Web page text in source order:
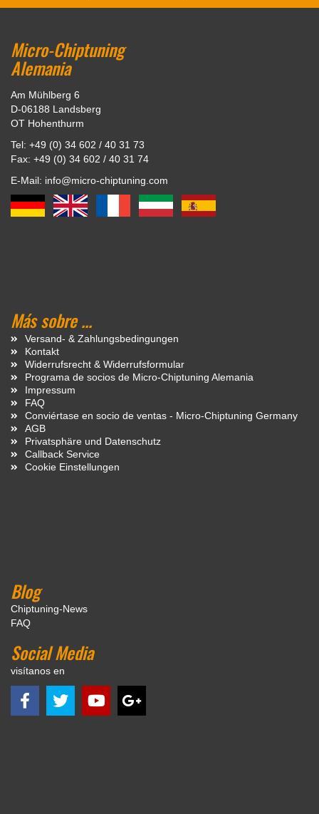
Micro-Chiptuning
Alemania
Am Mühlberg 6
D-06188 Landsberg
OT Hohenthurm
Tel: +49 (0) 34 602 / 40 31 73
Fax: +49 (0) 34 602 / 40 31 74
E-Mail: info@micro-chiptuning.com
Más sobre ...
Versand- & Zahlungsbedingungen
Kontakt
Widerrufsrecht & Widerrufsformular
Programa de socios de Micro-Chiptuning Alemania
Impressum
FAQ
Conviértase en socio de ventas - Micro-Chiptuning Germany
AGB
Privatsphäre und Datenschutz
Callback Service
Cookie Einstellungen
Blog
Chiptuning-News
FAQ
Social Media
visítanos en